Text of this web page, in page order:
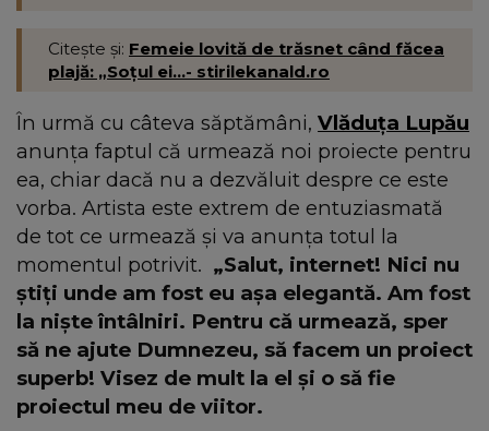
Citește și: Femeie lovită de trăsnet când făcea
plajă: „Soțul ei...- stirilekanald.ro
În urmă cu câteva săptămâni, Vlăduța Lupău
anunța faptul că urmează noi proiecte pentru
ea, chiar dacă nu a dezvăluit despre ce este
vorba. Artista este extrem de entuziasmată
de tot ce urmează și va anunța totul la
momentul potrivit. „Salut, internet! Nici nu
știți unde am fost eu așa elegantă. Am fost
la niște întâlniri. Pentru că urmează, sper
să ne ajute Dumnezeu, să facem un proiect
superb! Visez de mult la el și o să fie
proiectul meu de viitor.